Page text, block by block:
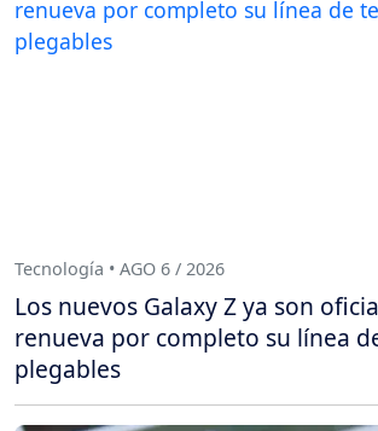
Tecnología • AGO 6 / 2026
Los nuevos Galaxy Z ya son
renueva por completo su línea
plegables